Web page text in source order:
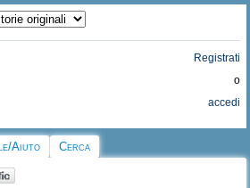
Registrati
o
accedi
Aiuto Cerca